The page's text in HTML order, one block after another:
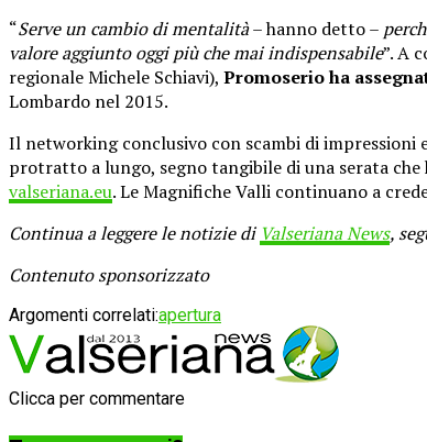
“Serve un cambio di mentalità– hanno detto –
valore aggiunto oggi più che mai indispensabile”. A
regionale Michele Schiavi), Promoserio ha
Lombardo nel 2015.
Il networking conclusivo con scambi di impressioni
protratto a lungo, segno tangibile di una serata
valseriana.eu. Le Magnifiche Valli continuano a
Continua a leggere le notizie di Valseriana News,
Contenuto sponsorizzato
Argomenti correlati:apertura
Clicca per commentare